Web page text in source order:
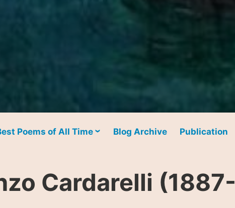
Poems of All Time Blog Archive Publication
Cardarelli (1887-